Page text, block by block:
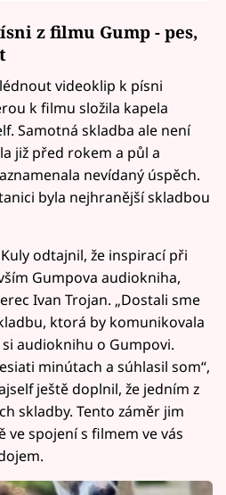
z filmu Gump - pes,
videoklip k písni
k filmu složila kapela
Samotná skladba ale není
již před rokem a půl a
nevídaný úspěch.
byla nejhranější skladbou
odtajnil, že inspirací při
Gumpova audiokniha,
Ivan Trojan. „Dostali sme
ktorá by komunikovala
audioknihu o Gumpovi.
minútach a súhlasil som“,
ještě doplnil, že jedním z
skladby. Tento záměr jim
ve spojení s filmem ve vás